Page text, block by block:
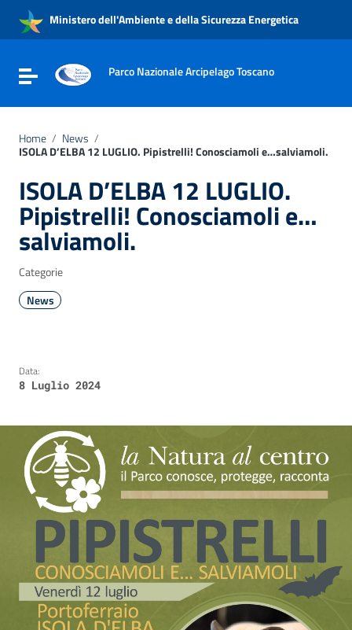
Vai al menu di navigazione
Vai al footer
Ministero dell'Ambiente e della Sicurezza Energetica
Attiva / disattiva la navigazione
Parco Nazionale Arcipelago Toscano
Home / News /
ISOLA D’ELBA 12 LUGLIO. Pipistrelli! Conosciamoli e…salviamoli.
ISOLA D’ELBA 12 LUGLIO.
Pipistrelli! Conosciamoli e…
salviamoli.
Categorie
News
Data:
8 Luglio 2024